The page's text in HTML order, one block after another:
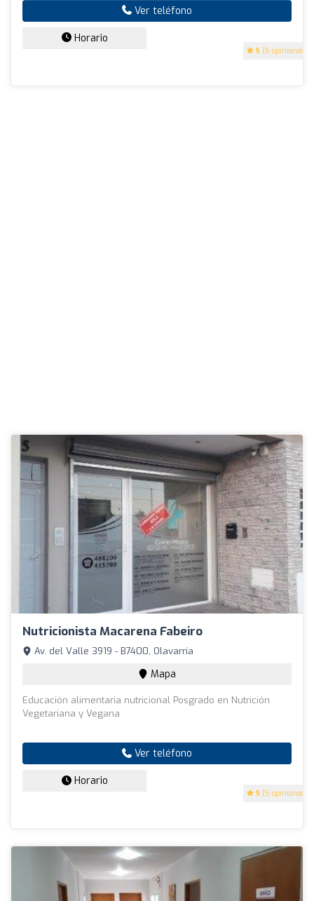
5 (5 opiniones)
Ver teléfono
Horario
Nutricionista Macarena Fabeiro
5 (5 opiniones)
Av. del Valle 3919 - B7400, Olavarría
Mapa
Educación alimentaria nutricional Posgrado en Nutrición
Vegetariana y Vegana
Ver teléfono
Horario